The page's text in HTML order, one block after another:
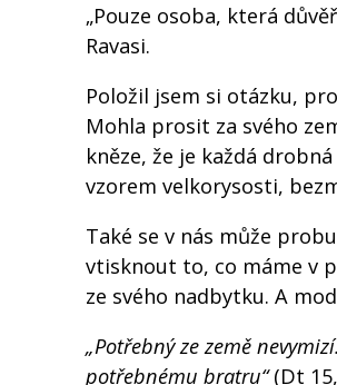
„Pouze osoba, která
Ravasi.
Položil jsem si otázku,
Mohla prosit za svého
kněze, že je každá
vzorem velkorysosti,
Také se v nás může
vtisknout to, co máme v
ze svého nadbytku. A
„Potřebný ze země
potřebnému bratru“(Dt